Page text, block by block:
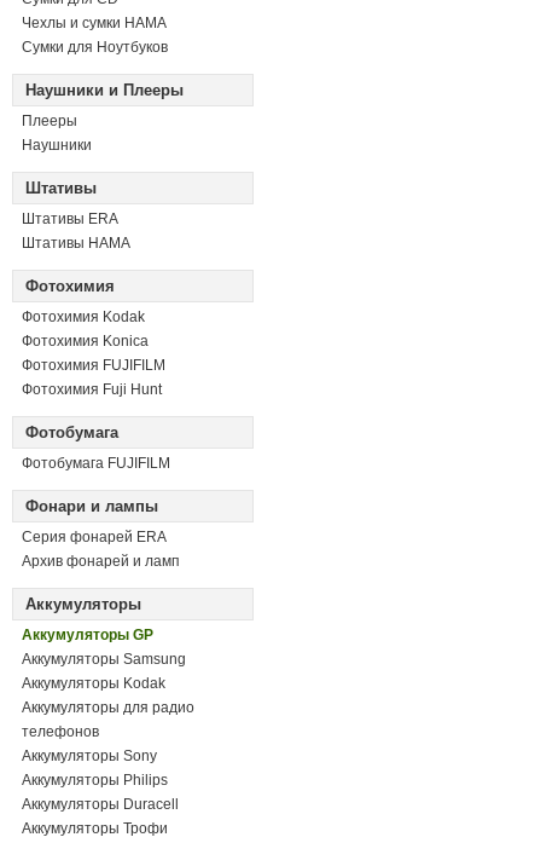
Чехлы и сумки HAMA
Сумки для Ноутбуков
Наушники и Плееры
Плееры
Наушники
Штативы
Штативы ERA
Штативы HAMA
Фотохимия
Фотохимия Kodak
Фотохимия Konica
Фотохимия FUJIFILM
Фотохимия Fuji Hunt
Фотобумага
Фотобумага FUJIFILM
Фонари и лампы
Серия фонарей ERA
Архив фонарей и ламп
Аккумуляторы
Аккумуляторы GP
Аккумуляторы Samsung
Аккумуляторы Kodak
Аккумуляторы для радио
телефонов
Аккумуляторы Sony
Аккумуляторы Philips
Аккумуляторы Duracell
Аккумуляторы Трофи